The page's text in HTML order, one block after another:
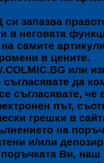
запазва
в неговата
самите
в цените.
или
съгласявате да
съгласявате,
път,
грешки в
на
и/или
Ви,